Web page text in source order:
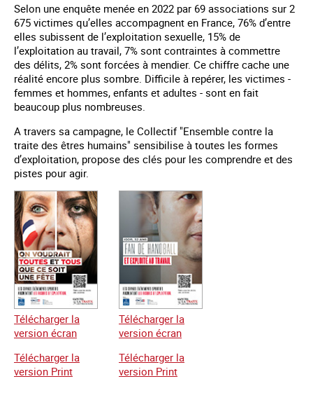
Selon une enquête menée en 2022 par 69 associations sur 2
675 victimes qu’elles accompagnent en France, 76% d’entre
elles subissent de l’exploitation sexuelle, 15% de
l’exploitation au travail, 7% sont contraintes à commettre
des délits, 2% sont forcées à mendier. Ce chiffre cache une
réalité encore plus sombre. Difficile à repérer, les victimes -
femmes et hommes, enfants et adultes - sont en fait
beaucoup plus nombreuses.
A travers sa campagne, le Collectif "Ensemble contre la
traite des êtres humains" sensibilise à toutes les formes
d’exploitation, propose des clés pour les comprendre et des
pistes pour agir.
Télécharger la
version écran
Télécharger la
version Print
Télécharger la
version écran
Télécharger la
version Print